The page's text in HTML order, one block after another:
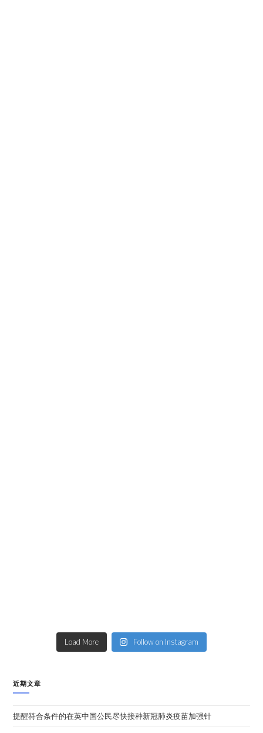
Load More Follow on Instagram
近期文章
提醒符合条件的在英中国公民尽快接种新冠肺炎疫苗加强针